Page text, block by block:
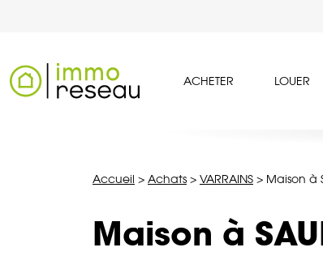
ACHETER LOUER
Accueil > Achats > VARRAINS > Maison à
Maison à